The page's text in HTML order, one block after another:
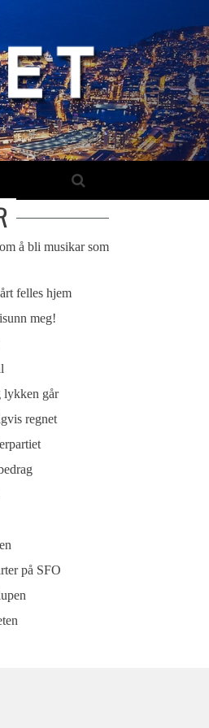
å bli musikar som
felles hjem
meg!
lykken går
regnet
på SFO